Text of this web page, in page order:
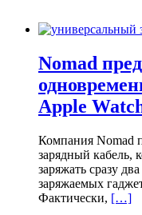
Nomad
Apple
Компания Nomad
зарядный кабель,
заряжать сразу
заряжаемых
Фактически, […]